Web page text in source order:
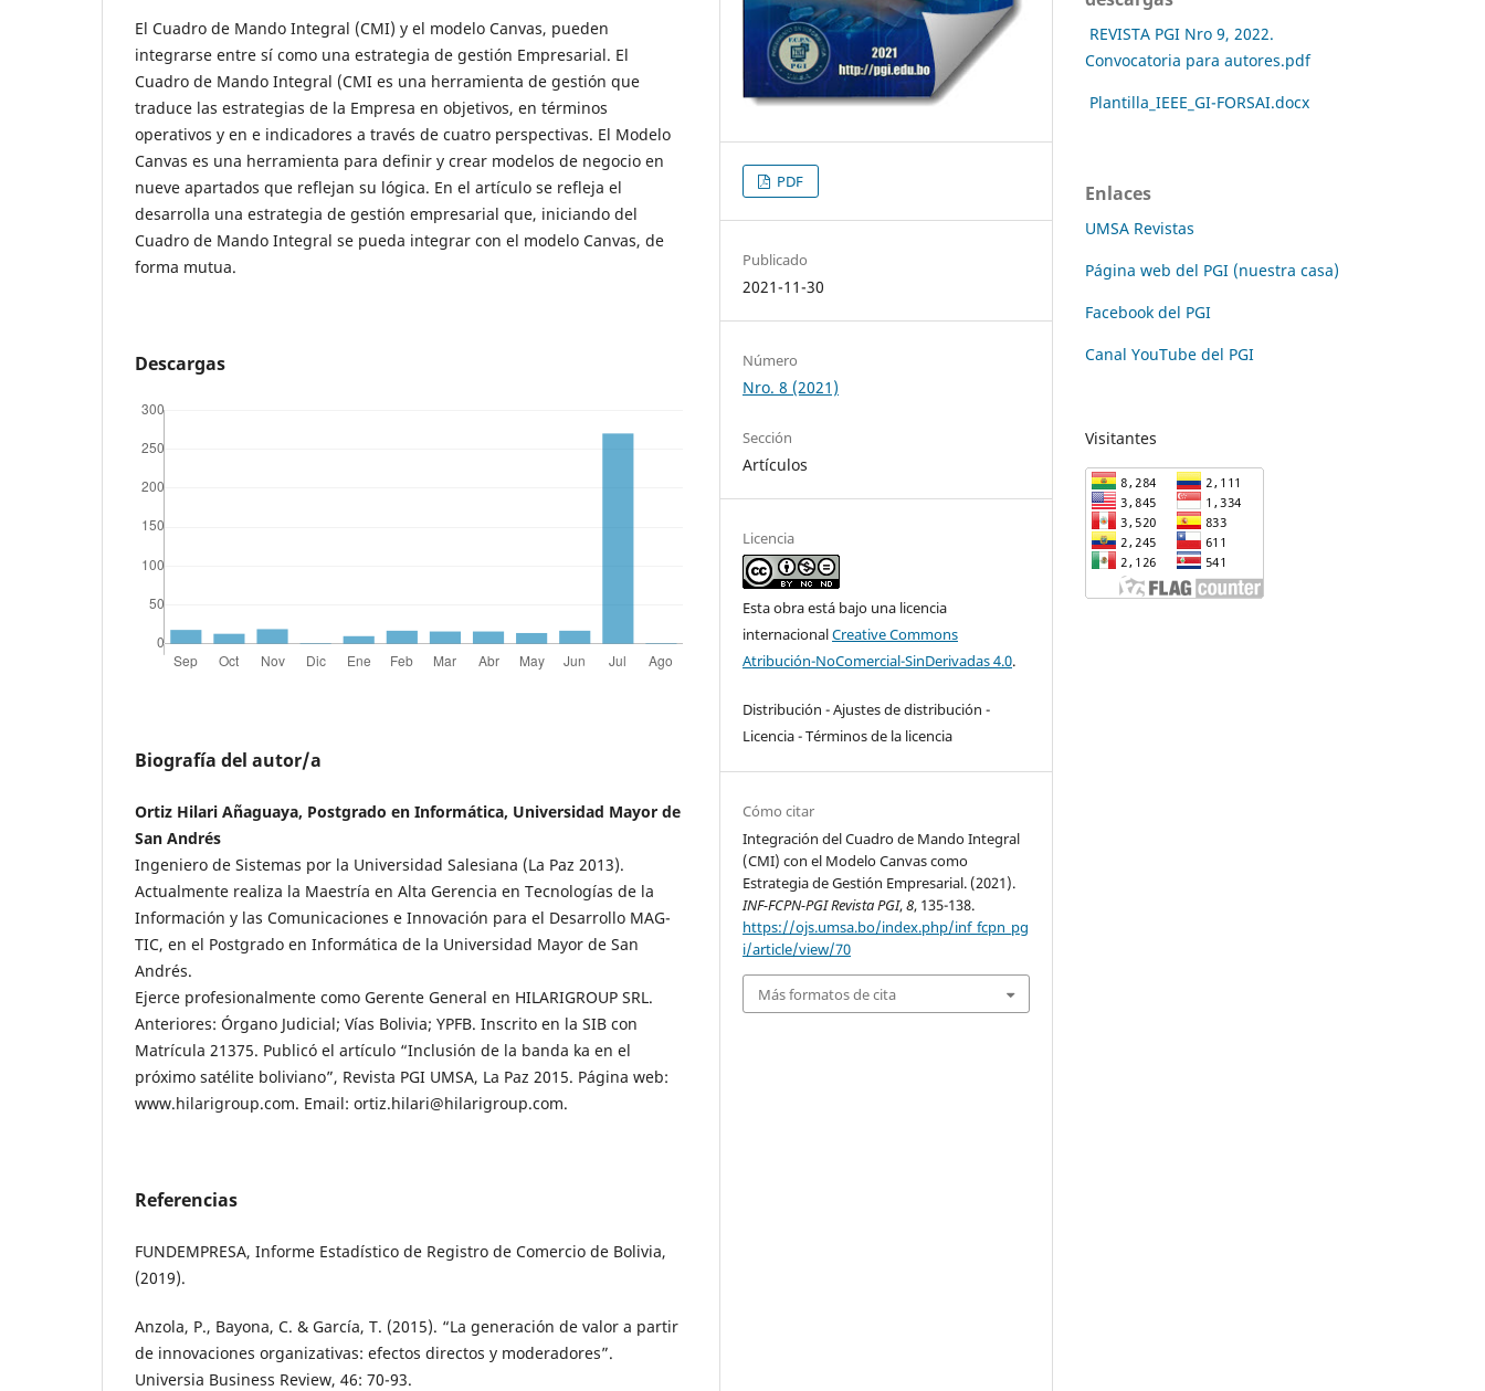
El Cuadro de Mando Integral (CMI) y el modelo Canvas, pueden
integrarse entre sí como una estrategia de gestión Empresarial. El
Cuadro de Mando Integral (CMI es una herramienta de gestión que
traduce las estrategias de la Empresa en objetivos, en términos
operativos y en e indicadores a través de cuatro perspectivas. El Modelo
Canvas es una herramienta para definir y crear modelos de negocio en
nueve apartados que reflejan su lógica. En el artículo se refleja el
desarrolla una estrategia de gestión empresarial que, iniciando del
Cuadro de Mando Integral se pueda integrar con el modelo Canvas, de
forma mutua.
Descargas
Biografía del autor/a
Ortiz Hilari Añaguaya, Postgrado en Informática, Universidad Mayor de
San Andrés
Ingeniero de Sistemas por la Universidad Salesiana (La Paz 2013).
Actualmente realiza la Maestría en Alta Gerencia en Tecnologías de la
Información y las Comunicaciones e Innovación para el Desarrollo MAG-
TIC, en el Postgrado en Informática de la Universidad Mayor de San
Andrés.
Ejerce profesionalmente como Gerente General en HILARIGROUP SRL.
Anteriores: Órgano Judicial; Vías Bolivia; YPFB. Inscrito en la SIB con
Matrícula 21375. Publicó el artículo “Inclusión de la banda ka en el
próximo satélite boliviano”, Revista PGI UMSA, La Paz 2015. Página web:
www.hilarigroup.com. Email: ortiz.hilari@hilarigroup.com.
Referencias
FUNDEMPRESA, Informe Estadístico de Registro de Comercio de Bolivia,
(2019).
Anzola, P., Bayona, C. & García, T. (2015). “La generación de valor a partir
de innovaciones organizativas: efectos directos y moderadores”.
Universia Business Review, 46: 70-93.
PDF
Publicado
2021-11-30
Número
Nro. 8 (2021)
Sección
Artículos
Licencia
Esta obra está bajo una licencia
internacionalCreative Commons
Atribución-NoComercial-SinDerivadas 4.0.
Distribución - Ajustes de distribución -
Licencia - Términos de la licencia
Cómo citar
Integración del Cuadro de Mando Integral
(CMI) con el Modelo Canvas como
Estrategia de Gestión Empresarial. (2021).
INF-FCPN-PGI Revista PGI,8, 135-138.
https://ojs.umsa.bo/index.php/inf_fcpn_pg
i/article/view/70
Más formatos de cita
REVISTA PGI Nro 9, 2022.
Convocatoria para autores.pdf
Plantilla_IEEE_GI-FORSAI.docx
Enlaces
UMSA Revistas
Página web del PGI (nuestra casa)
Facebook del PGI
Canal YouTube del PGI
Visitantes